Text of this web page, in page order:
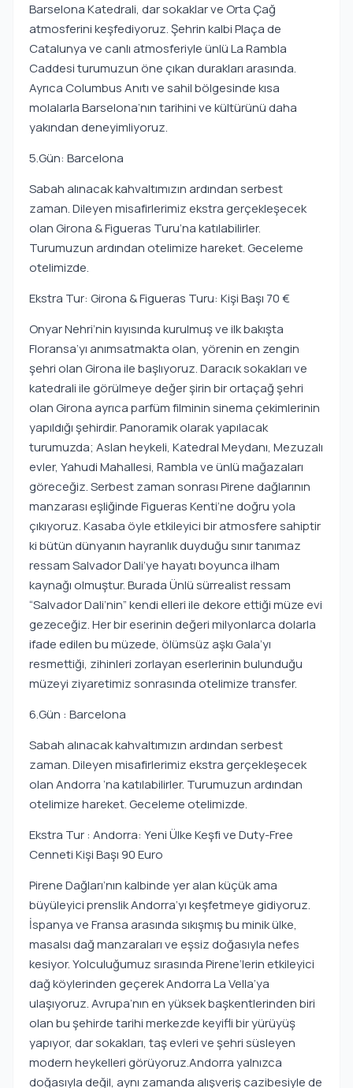
Barselona Katedrali, dar sokaklar ve Orta Çağ
atmosferini keşfediyoruz. Şehrin kalbi Plaça de
Catalunya ve canlı atmosferiyle ünlü La Rambla
Caddesi turumuzun öne çıkan durakları arasında.
Ayrıca Columbus Anıtı ve sahil bölgesinde kısa
molalarla Barselona’nın tarihini ve kültürünü daha
yakından deneyimliyoruz.
5.Gün: Barcelona
Sabah alınacak kahvaltımızın ardından serbest
zaman. Dileyen misafirlerimiz ekstra gerçekleşecek
olan Girona & Figueras Turu’na katılabilirler.
Turumuzun ardından otelimize hareket. Geceleme
otelimizde.
Ekstra Tur: Girona & Figueras Turu: Kişi Başı 70 €
Onyar Nehri’nin kıyısında kurulmuş ve ilk bakışta
Floransa’yı anımsatmakta olan, yörenin en zengin
şehri olan Girona ile başlıyoruz. Daracık sokakları ve
katedrali ile görülmeye değer şirin bir ortaçağ şehri
olan Girona ayrıca parfüm filminin sinema çekimlerinin
yapıldığı şehirdir. Panoramik olarak yapılacak
turumuzda; Aslan heykeli, Katedral Meydanı, Mezuzalı
evler, Yahudi Mahallesi, Rambla ve ünlü mağazaları
göreceğiz. Serbest zaman sonrası Pirene dağlarının
manzarası eşliğinde Figueras Kenti’ne doğru yola
çıkıyoruz. Kasaba öyle etkileyici bir atmosfere sahiptir
ki bütün dünyanın hayranlık duyduğu sınır tanımaz
ressam Salvador Dali’ye hayatı boyunca ilham
kaynağı olmuştur. Burada Ünlü sürrealist ressam
“Salvador Dali’nin” kendi elleri ile dekore ettiği müze evi
gezeceğiz. Her bir eserinin değeri milyonlarca dolarla
ifade edilen bu müzede, ölümsüz aşkı Gala’yı
resmettiği, zihinleri zorlayan eserlerinin bulunduğu
müzeyi ziyaretimiz sonrasında otelimize transfer.
6.Gün : Barcelona
Sabah alınacak kahvaltımızın ardından serbest
zaman. Dileyen misafirlerimiz ekstra gerçekleşecek
olan Andorra ’na katılabilirler. Turumuzun ardından
otelimize hareket. Geceleme otelimizde.
Ekstra Tur : Andorra: Yeni Ülke Keşfi ve Duty-Free
Cenneti Kişi Başı 90 Euro
Pirene Dağları’nın kalbinde yer alan küçük ama
büyüleyici prenslik Andorra’yı keşfetmeye gidiyoruz.
İspanya ve Fransa arasında sıkışmış bu minik ülke,
masalsı dağ manzaraları ve eşsiz doğasıyla nefes
kesiyor. Yolculuğumuz sırasında Pirene’lerin etkileyici
dağ köylerinden geçerek Andorra La Vella’ya
ulaşıyoruz. Avrupa’nın en yüksek başkentlerinden biri
olan bu şehirde tarihi merkezde keyifli bir yürüyüş
yapıyor, dar sokakları, taş evleri ve şehri süsleyen
modern heykelleri görüyoruz.Andorra yalnızca
doğasıyla değil, aynı zamanda alışveriş cazibesiyle de